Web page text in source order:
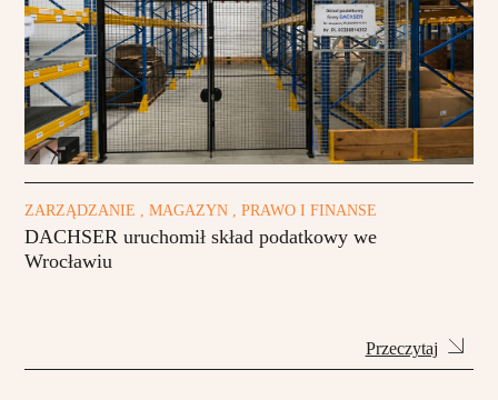
ZARZĄDZANIE , MAGAZYN , PRAWO I FINANSE
DACHSER uruchomił skład podatkowy we
Wrocławiu
Przeczytaj